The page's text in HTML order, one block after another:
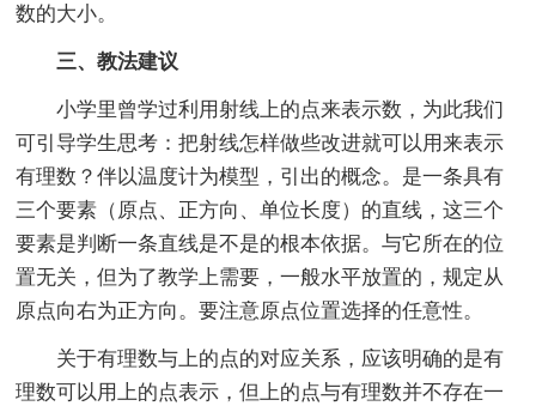
数的大小。
三、教法建议
小学里曾学过利用射线上的点来表示数，为此我们
可引导学生思考：把射线怎样做些改进就可以用来表示
有理数？伴以温度计为模型，引出的概念。是一条具有
三个要素（原点、正方向、单位长度）的直线，这三个
要素是判断一条直线是不是的根本依据。与它所在的位
置无关，但为了教学上需要，一般水平放置的，规定从
原点向右为正方向。要注意原点位置选择的任意性。
关于有理数与上的点的对应关系，应该明确的是有
理数可以用上的点表示，但上的点与有理数并不存在一